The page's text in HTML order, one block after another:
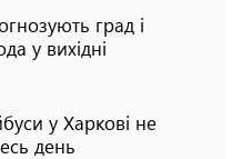
град і
у вихідні
у Харкові не
день